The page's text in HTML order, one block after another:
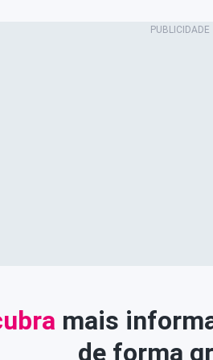
mais
de forma